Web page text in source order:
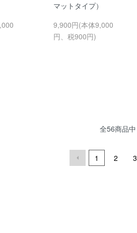
マットタイプ）
9,900円(本体9,000
円、税900円)
全56商品中
1 2 3